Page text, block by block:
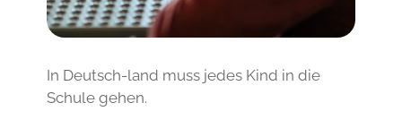
In Deutsch-land muss jedes Kind in die
Schule gehen.